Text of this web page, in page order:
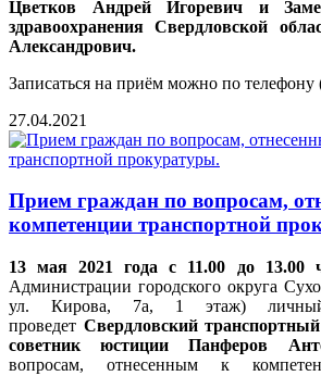
Цветков Андрей Игоревич и
здравоохранения Свердловской
Александрович.
Записаться на приём можно по телефону
27.04.2021
Прием граждан по вопросам,
компетенции транспортной
13 мая 2021 года с 11.00 до 13.00
Администрации городского округа
ул. Кирова, 7а, 1 этаж)
проведет Свердловский
советник юстиции Панферов
вопросам, отнесенным к